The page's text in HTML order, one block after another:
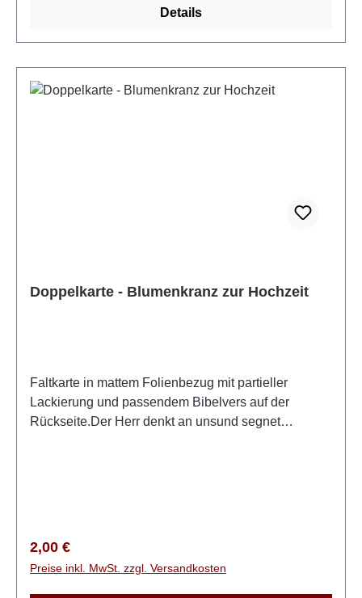
Details
Doppelkarte - Blumenkranz zur Hochzeit
Faltkarte in mattem Folienbezug mit partieller
Lackierung und passendem Bibelvers auf der
Rückseite.Der Herr denkt an unsund segnet
Regulärer Preis:
2,00 €
Preise inkl. MwSt. zzgl. Versandkosten